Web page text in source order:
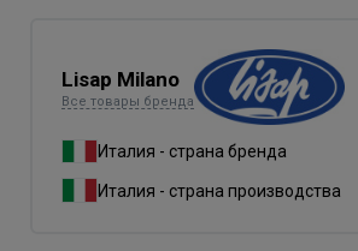
Lisap Milano
Все товары бренда
Италия - страна бренда
Италия - страна производства